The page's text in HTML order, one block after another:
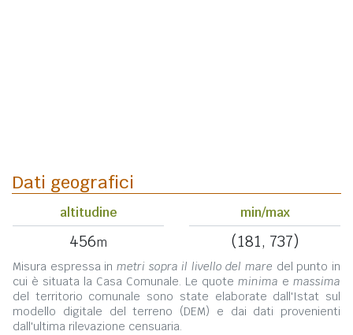
Dati geografici
altitudine
456m
min/max
(181, 737)
Misura espressa in metri sopra il livello del mare del punto in
cui è situata la Casa Comunale. Le quote minima e massima
del territorio comunale sono state elaborate dall'Istat sul
modello digitale del terreno (DEM) e dai dati provenienti
dall'ultima rilevazione censuaria.